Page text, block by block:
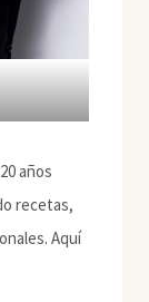
años
recetas,
Aquí